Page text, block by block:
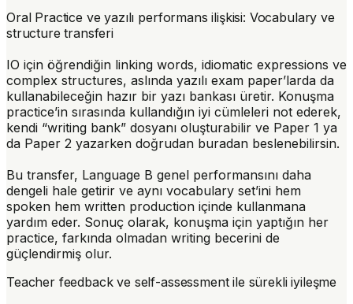
Oral Practice ve yazılı performans ilişkisi: Vocabulary ve
structure transferi
IO için öğrendiğin linking words, idiomatic expressions ve
complex structures, aslında yazılı exam paper’larda da
kullanabileceğin hazır bir yazı bankası üretir. Konuşma
practice’in sırasında kullandığın iyi cümleleri not ederek,
kendi “writing bank” dosyanı oluşturabilir ve Paper 1 ya
da Paper 2 yazarken doğrudan buradan beslenebilirsin.
Bu transfer, Language B genel performansını daha
dengeli hale getirir ve aynı vocabulary set’ini hem
spoken hem written production içinde kullanmana
yardım eder. Sonuç olarak, konuşma için yaptığın her
practice, farkında olmadan writing becerini de
güçlendirmiş olur.
Teacher feedback ve self-assessment ile sürekli iyileşme